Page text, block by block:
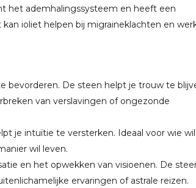
het ademhalingssysteem en heeft een
ioliet helpen bij migraineklachten en
bevorderen. De steen helpt je trouw te
van verslavingen of ongezonde
je intuïtie te versterken. Ideaal voor wie wil
wil leven.
en het opwekken van visioenen. De
ervaringen of astrale reizen.